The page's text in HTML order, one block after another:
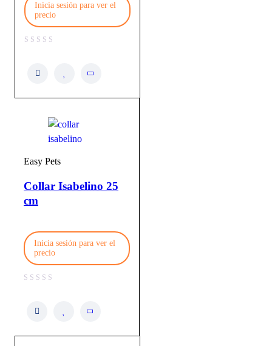
Inicia sesión para ver el
precio
Easy Pets
Collar Isabelino 25
cm
Inicia sesión para ver el
precio